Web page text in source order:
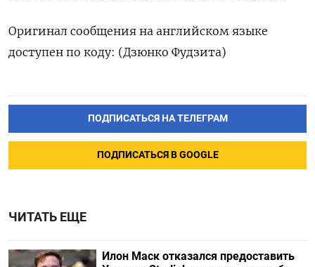
Оригинал сообщения на английском языке
доступен по коду: (Дзюнко Фудзита)
ПОДПИСАТЬСЯ НА ТЕЛЕГРАМ
ПОДПИСАТЬСЯ В GOOGLE
ЧИТАТЬ ЕЩЕ
Илон Маск отказался предоставить